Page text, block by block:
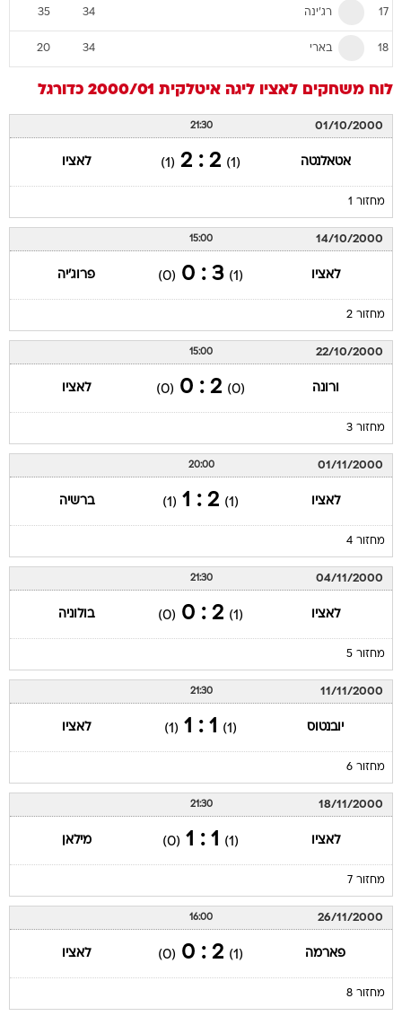
17 רג'ינה 34
35
18 בארי 34
20
לוח משחקים לאציו ליגה איטלקית 2000/01 כדורגל
01/10/2000
21:30
אטאלנטה (1)
2 : 2
(1) לאציו
מחזור 1
14/10/2000
15:00
לאציו (1)
3 : 0
(0) פרוג'יה
מחזור 2
22/10/2000
15:00
ורונה (0)
2 : 0
(0) לאציו
מחזור 3
01/11/2000
20:00
לאציו (1)
2 : 1
(1) ברשיה
מחזור 4
04/11/2000
21:30
לאציו (1)
2 : 0
(0) בולוניה
מחזור 5
11/11/2000
21:30
יובנטוס (1)
1 : 1
(1) לאציו
מחזור 6
18/11/2000
21:30
לאציו (1)
1 : 1
(0) מילאן
מחזור 7
26/11/2000
16:00
פארמה (1)
2 : 0
(0) לאציו
מחזור 8